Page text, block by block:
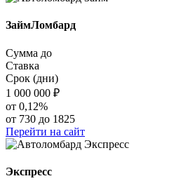
ЗаймЛомбард
Сумма до
Ставка
Срок (дни)
1 000 000 ₽
от 0,12%
от 730 до 1825
Перейти на сайт
Экспресс